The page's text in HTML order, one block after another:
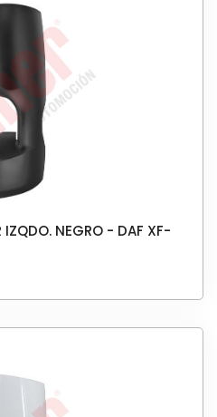
IZQDO. NEGRO - DAF XF-